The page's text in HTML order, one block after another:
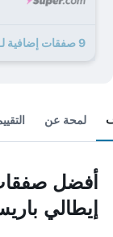
9 صفقات إضافية لـ فندق سيتادينز بلاس دي إيطالي باريس
لمحة عن
أفضل
إيطالي